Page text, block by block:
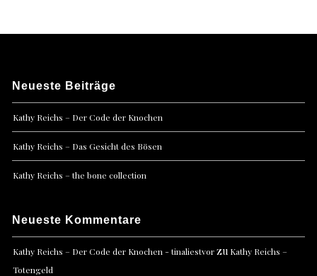
Neueste Beiträge
Kathy Reichs – Der Code der Knochen
Kathy Reichs – Das Gesicht des Bösen
Kathy Reichs – the bone collection
Neueste Kommentare
Kathy Reichs – Der Code der Knochen - tinaliestvorzu Kathy Reichs –
Totengeld